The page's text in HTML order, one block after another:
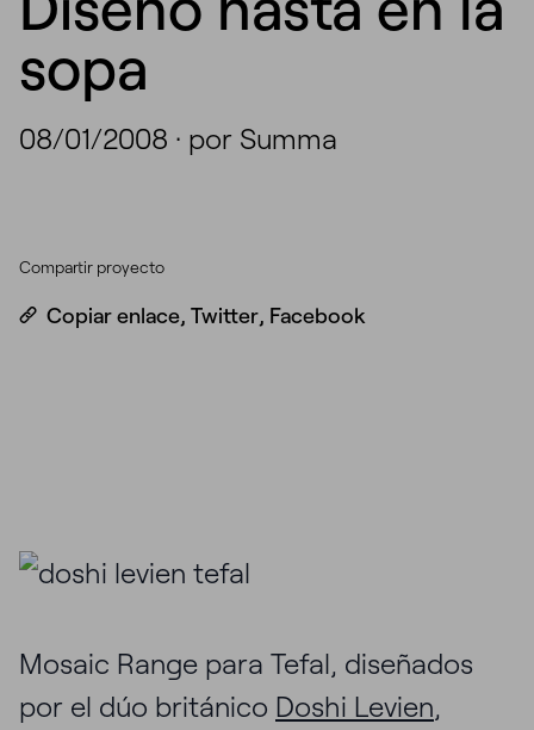
sopa
08/01/2008 · por Summa
Compartir proyecto
Copiar enlace, Twitter, Facebook
Mosaic Range para Tefal, diseñados
por el dúo británico Doshi Levien,